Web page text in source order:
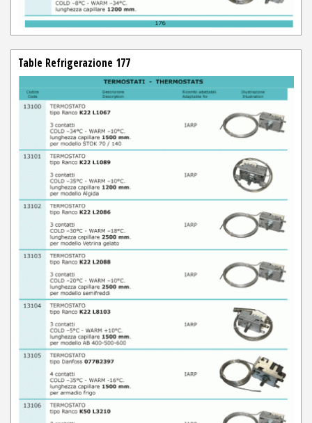
Table Refrigerazione 177